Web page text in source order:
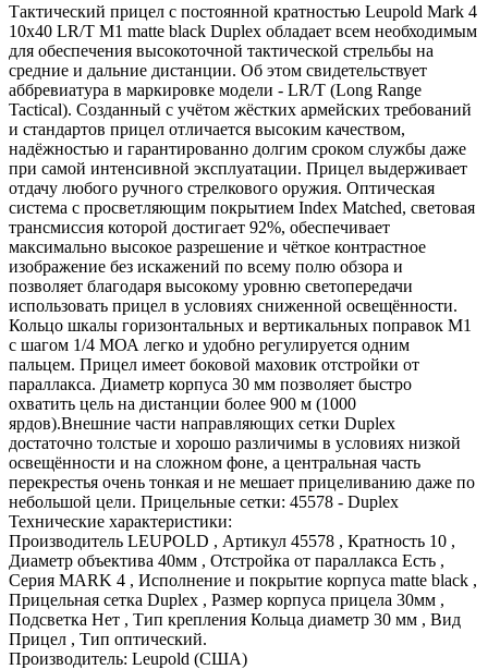
Тактический прицел с постоянной кратностью Leupold Mark 4
10x40 LR/T M1 matte black Duplex обладает всем необходимым
для обеспечения высокоточной тактической стрельбы на
средние и дальние дистанции. Об этом свидетельствует
аббревиатура в маркировке модели - LR/T (Long Range
Tactical). Созданный с учётом жёстких армейских требований
и стандартов прицел отличается высоким качеством,
надёжностью и гарантированно долгим сроком службы даже
при самой интенсивной эксплуатации. Прицел выдерживает
отдачу любого ручного стрелкового оружия. Оптическая
система с просветляющим покрытием Index Matched, световая
трансмиссия которой достигает 92%, обеспечивает
максимально высокое разрешение и чёткое контрастное
изображение без искажений по всему полю обзора и
позволяет благодаря высокому уровню светопередачи
использовать прицел в условиях сниженной освещённости.
Кольцо шкалы горизонтальных и вертикальных поправок М1
с шагом 1/4 МОА легко и удобно регулируется одним
пальцем. Прицел имеет боковой маховик отстройки от
параллакса. Диаметр корпуса 30 мм позволяет быстро
охватить цель на дистанции более 900 м (1000
ярдов).Внешние части направляющих сетки Duplex
достаточно толстые и хорошо различимы в условиях низкой
освещённости и на сложном фоне, а центральная часть
перекрестья очень тонкая и не мешает прицеливанию даже по
небольшой цели. Прицельные сетки: 45578 - Duplex
Технические характеристики:
Производитель LEUPOLD , Артикул 45578 , Кратность 10 ,
Диаметр объектива 40мм , Отстройка от параллакса Есть ,
Серия MARK 4 , Исполнение и покрытие корпуса matte black ,
Прицельная сетка Duplex , Размер корпуса прицела 30мм ,
Подсветка Нет , Тип крепления Кольца диаметр 30 мм , Вид
Прицел , Тип оптический.
Производитель: Leupold (США)